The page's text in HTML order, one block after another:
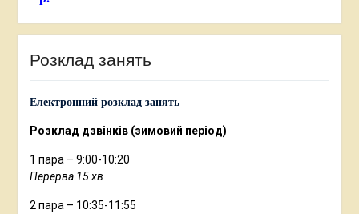
Розклад занять
Електронний розклад занять
Розклад дзвінків (зимовий період)
1 пара – 9:00-10:20
Перерва 15 хв
2 пара – 10:35-11:55